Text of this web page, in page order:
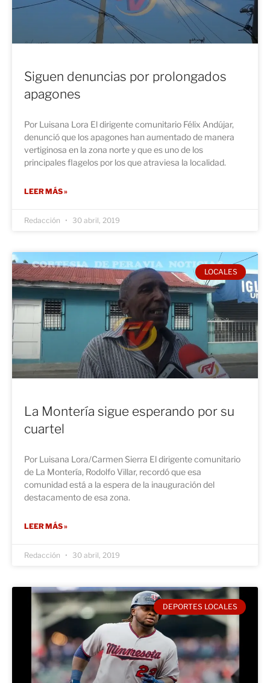
Siguen denuncias por prolongados
apagones
Por Luisana Lora El dirigente comunitario Félix Andújar,
denunció que los apagones han aumentado de manera
vertiginosa en la zona norte y que es uno de los
principales flagelos por los que atraviesa la localidad.
LEER MÁS »
Redacción 30 abril, 2019
LOCALES
La Montería sigue esperando por su
cuartel
Por Luisana Lora/Carmen Sierra El dirigente comunitario
de La Montería, Rodolfo Villar, recordó que esa
comunidad está a la espera de la inauguración del
destacamento de esa zona.
LEER MÁS »
Redacción 30 abril, 2019
DEPORTES LOCALES